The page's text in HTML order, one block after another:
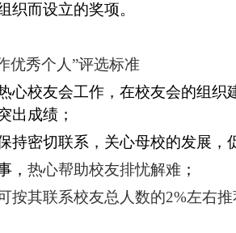
织而设立的奖项。
优秀个人”评选标准
心校友会工作，在校友会的组织
出成绩；
持密切联系，关心母校的发展 ，
， 热心帮助校友排忧解难 ；
按其联系校友总 人数的2%左右